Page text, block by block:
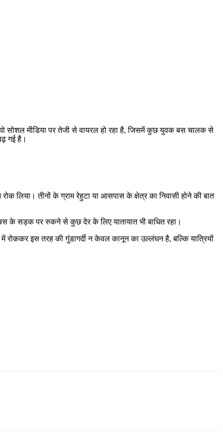
सोशल मीडिया पर तेजी से वायरल हो रहा है, जिसमें कुछ युवक बस चालक से
गई है।
लिया। तीनों के ग्राम रेहुटा या आसपास के क्षेत्र का निवासी होने की बात
के सड़क पर रुकने से कुछ देर के लिए यातायात भी बाधित रहा।
में रोककर इस तरह की गुंडागर्दी न केवल कानून का उल्लंघन है, बल्कि यात्रियों